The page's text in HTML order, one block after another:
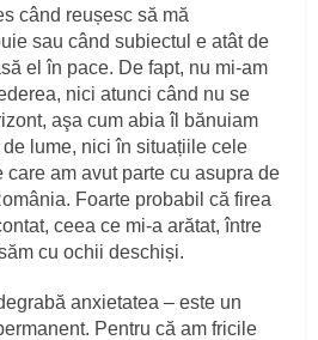
când reușesc să mă
sau când subiectul e atât de
el în pace. De fapt, nu mi-am
nici atunci când nu se
aşa cum abia îl bănuiam
lume, nici în situațiile cele
care am avut parte cu asupra de
Foarte probabil că firea
ceea ce mi-a arătat, între
cu ochii deschiși.
anxietatea – este un
Pentru că am fricile